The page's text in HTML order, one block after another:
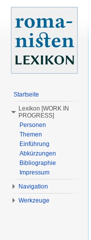
Startseite
Lexikon [WORK IN
PROGRESS]
Personen
Themen
Einführung
Abkürzungen
Bibliographie
Impressum
Navigation
Werkzeuge